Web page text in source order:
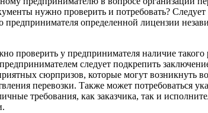
нужно проверить и потребовать?
предпринимателя определенной лицензии
проверить у предпринимателя наличие
следует подкрепить
сюрпризов, которые могут возникнуть
перевозки. Также может потребоваться
требования, как заказчика, так и